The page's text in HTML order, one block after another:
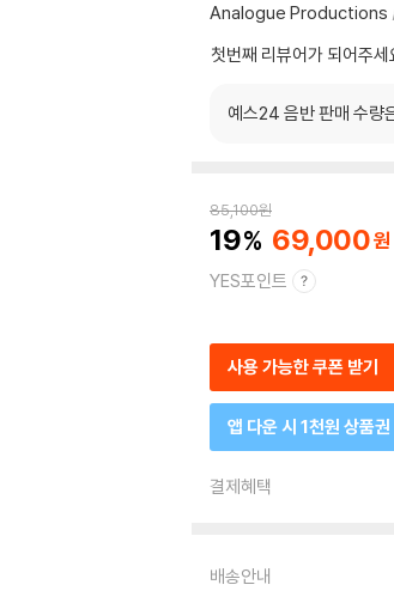
Analogue Productions
첫번째 리뷰어가 되어주세
예스24 음반 판매 수량
85,100원
19 69,000
YES포인트
사용 가능한 쿠폰 받기
앱 다운 시 1천원 상품권
결제혜택
배송안내